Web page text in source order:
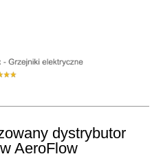
dystrybutor
AeroFlow